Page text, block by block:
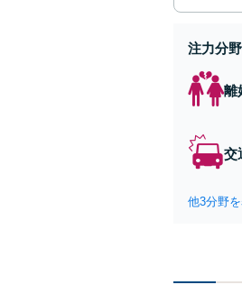
注力分野
離
交
他3分野